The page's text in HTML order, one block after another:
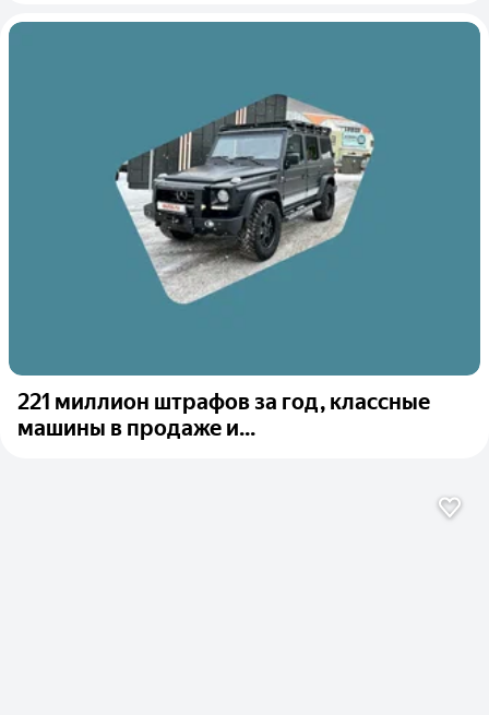
221 миллион штрафов за год, классные
машины в продаже и...